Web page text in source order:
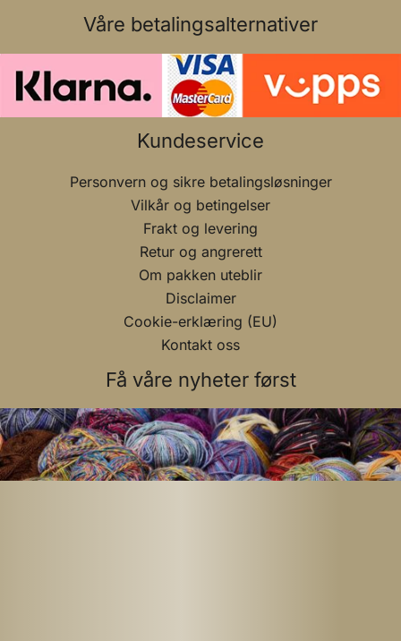
Våre betalingsalternativer
Kundeservice
Personvern og sikre betalingsløsninger
Vilkår og betingelser
Frakt og levering
Retur og angrerett
Om pakken uteblir
Disclaimer
Cookie-erklæring (EU)
Kontakt oss
Få våre nyheter først